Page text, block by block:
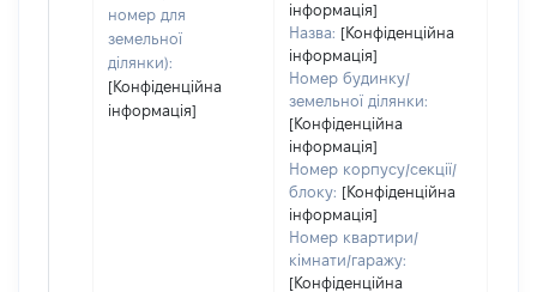
номер для
земельної
ділянки):
[Конфіденційна
інформація]
інформація]
Назва: [Конфіденційна
інформація]
Номер будинку/
земельної ділянки:
[Конфіденційна
інформація]
Номер корпусу/секції/
блоку: [Конфіденційна
інформація]
Номер квартири/
кімнати/гаражу:
[Конфіденційна